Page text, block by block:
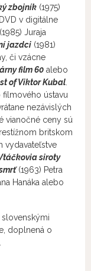
zbojník (1975)
v digitálne
(1985) Juraja
jazdci (1981)
či vzácne
film 60 alebo
of Viktor Kubal
filmového ústavu
nezávislých
vianočné ceny sú
britskom
vydavateľstve
siroty
(1963) Petra
Hanáka alebo
slovenskými
doplnená o